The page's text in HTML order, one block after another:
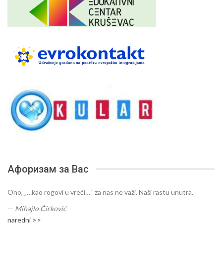
Афоризам за Вас
Ono, „…kao rogovi u vreći…“ za nas ne važi. Naši rastu unutra.
— Mihajlo Ćirković
naredni >>